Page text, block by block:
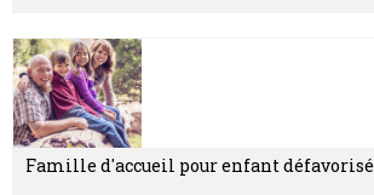
Famille d'accueil pour enfant défavorisé